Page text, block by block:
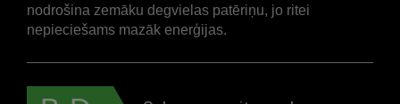
nodrošina zemāku degvielas patēriņu, jo ritei
nepieciešams mazāk enerģijas.